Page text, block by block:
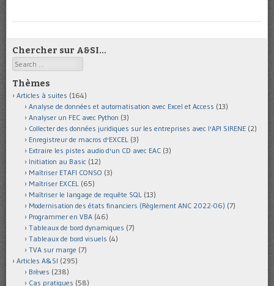
Chercher sur A&SI…
Search
Thèmes
Articles à suites (164)
Analyse de données et automatisation avec Excel et Access (13)
Analyser un FEC avec Python (3)
Collecter des données juridiques sur les entreprises avec l'API SIRENE (2)
Enregistreur de macros d'EXCEL (3)
Extraire les pistes audio d'un CD avec EAC (3)
Initiation au Basic (12)
Maîtriser ETAFI CONSO (3)
Maîtriser EXCEL (65)
Maîtriser le langage de requête SQL (13)
Modernisation des états financiers (Règlement ANC 2022-06) (7)
Programmer en VBA (46)
Tableaux de bord dynamiques (7)
Tableaux de bord visuels (4)
TVA sur marge (7)
Articles A&SI (295)
Brèves (238)
Cas pratiques (58)